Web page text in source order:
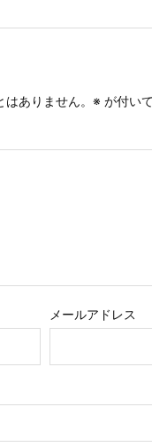
ありません。 ※ が付い
メールアドレス